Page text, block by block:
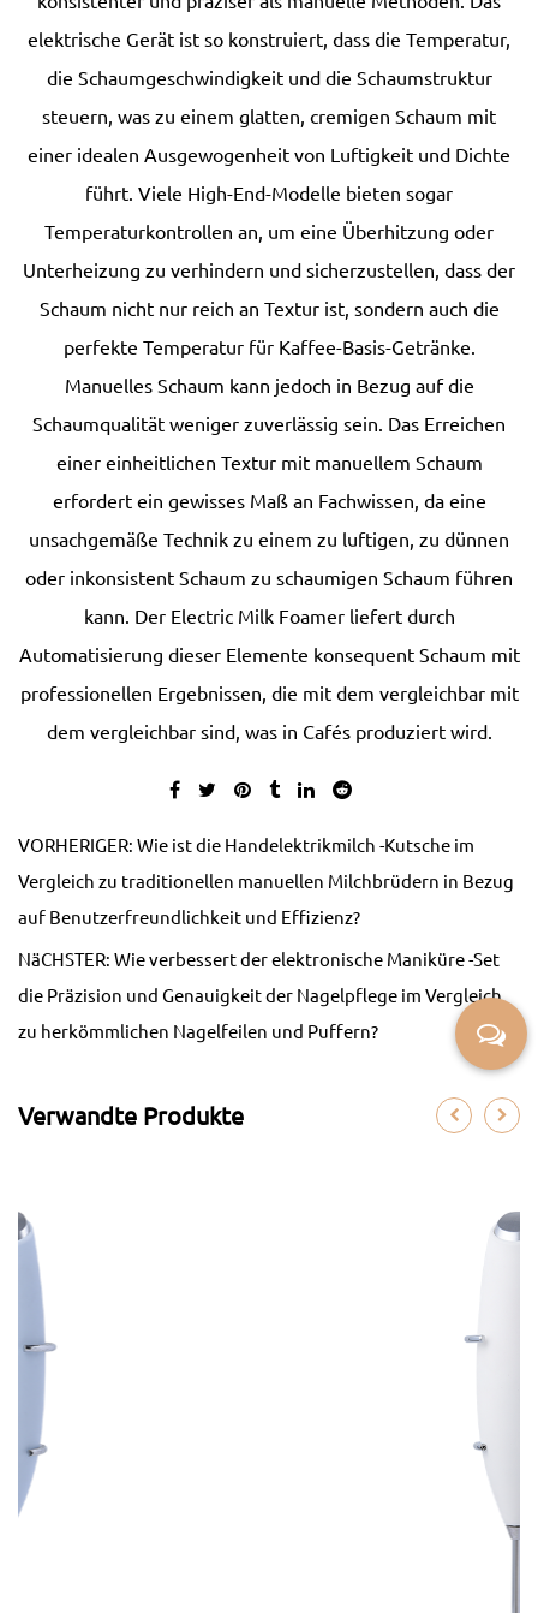
elektrische Gerät ist so konstruiert, dass die Temperatur,
die Schaumgeschwindigkeit und die Schaumstruktur
steuern, was zu einem glatten, cremigen Schaum mit
einer idealen Ausgewogenheit von Luftigkeit und Dichte
führt. Viele High-End-Modelle bieten sogar
Temperaturkontrollen an, um eine Überhitzung oder
Unterheizung zu verhindern und sicherzustellen, dass der
Schaum nicht nur reich an Textur ist, sondern auch die
perfekte Temperatur für Kaffee-Basis-Getränke.
Manuelles Schaum kann jedoch in Bezug auf die
Schaumqualität weniger zuverlässig sein. Das Erreichen
einer einheitlichen Textur mit manuellem Schaum
erfordert ein gewisses Maß an Fachwissen, da eine
unsachgemäße Technik zu einem zu luftigen, zu dünnen
oder inkonsistent Schaum zu schaumigen Schaum führen
kann. Der Electric Milk Foamer liefert durch
Automatisierung dieser Elemente konsequent Schaum mit
professionellen Ergebnissen, die mit dem vergleichbar mit
dem vergleichbar sind, was in Cafés produziert wird.
VORHERIGER: Wie ist die Handelektrikmilch -Kutsche im
Vergleich zu traditionellen manuellen Milchbrüdern in Bezug
auf Benutzerfreundlichkeit und Effizienz?
NäCHSTER: Wie verbessert der elektronische Maniküre -Set
die Präzision und Genauigkeit der Nagelpflege im Vergleich
zu herkömmlichen Nagelfeilen und Puffern?
Verwandte Produkte